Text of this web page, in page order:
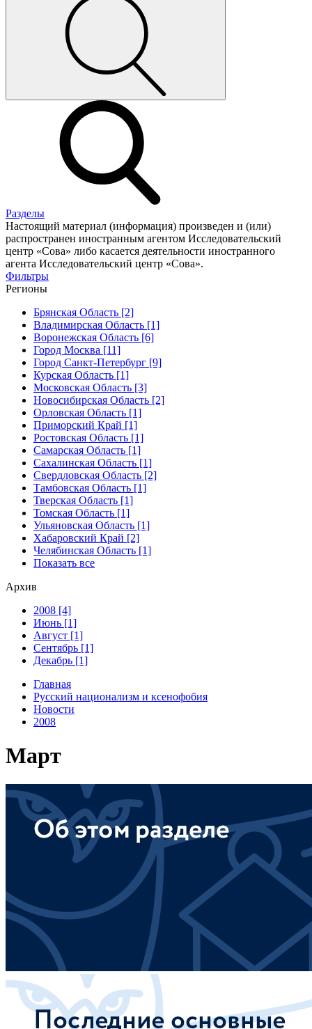
Разделы
Настоящий материал (информация) произведен и (или)
распространен иностранным агентом Исследовательский
центр «Сова» либо касается деятельности иностранного
агента Исследовательский центр «Сова».
Фильтры
Регионы
Брянская Область [2]
Владимирская Область [1]
Воронежская Область [6]
Город Москва [11]
Город Санкт-Петербург [9]
Курская Область [1]
Московская Область [3]
Новосибирская Область [2]
Орловская Область [1]
Приморский Край [1]
Ростовская Область [1]
Самарская Область [1]
Сахалинская Область [1]
Свердловская Область [2]
Тамбовская Область [1]
Тверская Область [1]
Томская Область [1]
Ульяновская Область [1]
Хабаровский Край [2]
Челябинская Область [1]
Показать все
Архив
2008 [4]
Июнь [1]
Август [1]
Сентябрь [1]
Декабрь [1]
Главная
Русский национализм и ксенофобия
Новости
2008
Март